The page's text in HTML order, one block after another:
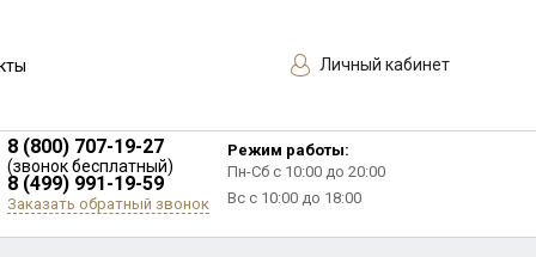
Личный кабинет
8 (800) 707-19-27
(звонок бесплатный)
8 (499) 991-19-59
Заказать обратный звонок
Режим работы:
Пн-Сб с 10:00 до 20:00
Вс с 10:00 до 18:00